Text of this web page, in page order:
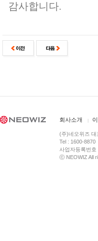
감사합니다.
회사소개
(주)네오위즈 대
Tel : 1600-
사업자등록번
ⓒ NEOWIZ All